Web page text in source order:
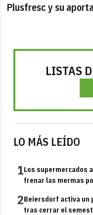
Plusfresc y su
LISTAS
LO MÁS LEÍDO
1Los supermercados
frenar las mermas
2Beiersdorf activa un
tras cerrar el